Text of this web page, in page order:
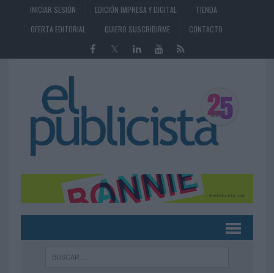
INICIAR SESIÓN EDICIÓN IMPRESA Y DIGITAL
TIENDA
OFERTA EDITORIAL
QUIERO SUSCRIBIRME CONTACTO